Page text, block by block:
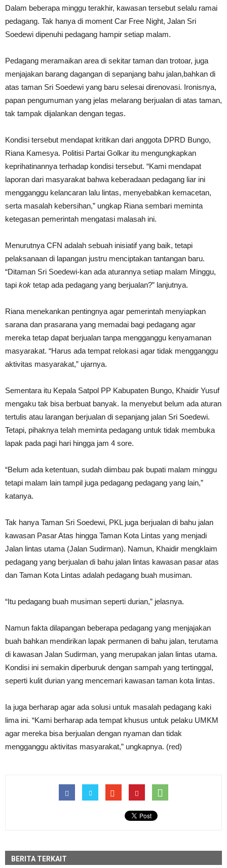
Dalam beberapa minggu terakhir, kawasan tersebut selalu ramai
pedagang. Tak hanya di moment Car Free Night, Jalan Sri
Soedewi dipenuhi pedagang hampir setiap malam.
Pedagang meramaikan area di sekitar taman dan trotoar, juga
menjajakan barang dagangan di sepanjang bahu jalan,bahkan di
atas taman Sri Soedewi yang baru selesai direnovasi. Ironisnya,
papan pengumuman yang jelas melarang berjualan di atas taman,
tak tampak dijalankan dengan tegas.
Kondisi tersebut mendapat kritikan dari anggota DPRD Bungo,
Riana Kamesya. Politisi Partai Golkar itu mengungkapkan
keprihatinannya terhadap kondisi tersebut. “Kami mendapat
laporan dari masyarakat bahwa keberadaan pedagang liar ini
mengganggu kelancaran lalu lintas, menyebabkan kemacetan,
serta masalah kebersihan,” ungkap Riana sembari meminta
ketegasan pemerintah mengatasi malasah ini.
Menurutnya CFN adalah sebuah inisiatif yang baik, tetapi
pelaksanaan di lapangan justru menciptakan tantangan baru.
“Ditaman Sri Soedewi-kan ada aturannya setiap malam Minggu,
tapi kok tetap ada pedagang yang berjualan?” lanjutnya.
Riana menekankan pentingnya agar pemerintah menyiapkan
sarana dan prasarana yang memadai bagi pedagang agar
mereka tetap dapat berjualan tanpa mengganggu kenyamanan
masyarakat. “Harus ada tempat relokasi agar tidak mengganggu
aktivitas masyarakat,” ujarnya.
Sementara itu Kepala Satpol PP Kabupaten Bungo, Khaidir Yusuf
mengaku tak bisa berbuat banyak. Ia menyebut belum ada aturan
tertulis atau larangan berjualan di sepanjang jalan Sri Soedewi.
Tetapi, pihaknya telah meminta pedagang untuk tidak membuka
lapak pada pagi hari hingga jam 4 sore.
“Belum ada ketentuan, sudah diimbau pak bupati malam minggu
tetapi malam lain tampil juga pedagang pedagang yang lain,”
katanya.
Tak hanya Taman Sri Soedewi, PKL juga berjualan di bahu jalan
kawasan Pasar Atas hingga Taman Kota Lintas yang menjadi
Jalan lintas utama (Jalan Sudirman). Namun, Khaidir mengklaim
pedagang yang berjualan di bahu jalan lintas kawasan pasar atas
dan Taman Kota Lintas adalah pedagang buah musiman.
“Itu pedagang buah musiman seperti durian,” jelasnya.
Namun fakta dilapangan beberapa pedagang yang menjajakan
buah bahkan mendirikan lapak permanen di bahu jalan, terutama
di kawasan Jalan Sudirman, yang merupakan jalan lintas utama.
Kondisi ini semakin diperburuk dengan sampah yang tertinggal,
seperti kulit durian yang mencemari kawasan taman kota lintas.
Ia juga berharap agar ada solusi untuk masalah pedagang kaki
lima ini. “Kami berharap ada tempat khusus untuk pelaku UMKM
agar mereka bisa berjualan dengan nyaman dan tidak
mengganggu aktivitas masyarakat,” ungkapnya. (red)
BERITA TERKAIT